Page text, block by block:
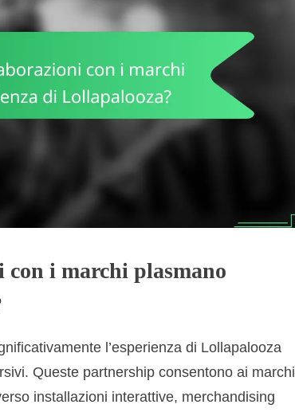
con i marchi plasmano
l’esperienza di Lollapalooza
Queste partnership consentono ai marchi
installazioni interattive, merchandising